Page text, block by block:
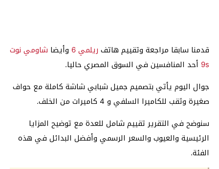
قدمنا سابقا مراجعة وتقييم هاتف ريلمي 6 وأيضا شاومي نوت
9s أحد المنافسين في السوق المصري حاليا.
جوال اليوم يأتي بتصميم جميل شبابي شاشة كاملة مع حواف
صغيرة وثقب للكاميرا السلفي و 4 كاميرات من الخلف.
سنوضح في التقرير تقييم شامل للعدة مع توضيح المزايا
الرئيسية والعيوب والسعر الرسمي وأفضل البدائل في هذه
الفئة.